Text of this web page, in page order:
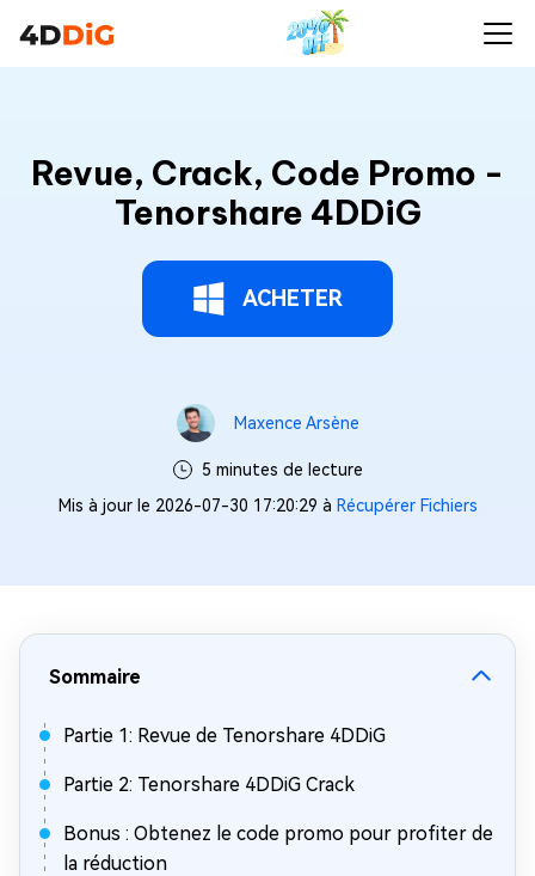
Revue, Crack, Code Promo -
Tenorshare 4DDiG
ACHETER
Maxence Arsène
5 minutes de lecture
Mis à jour le 2026-07-30 17:20:29 à Récupérer Fichiers
Sommaire
Partie 1: Revue de Tenorshare 4DDiG
Partie 2: Tenorshare 4DDiG Crack
Bonus : Obtenez le code promo pour profiter de
la réduction